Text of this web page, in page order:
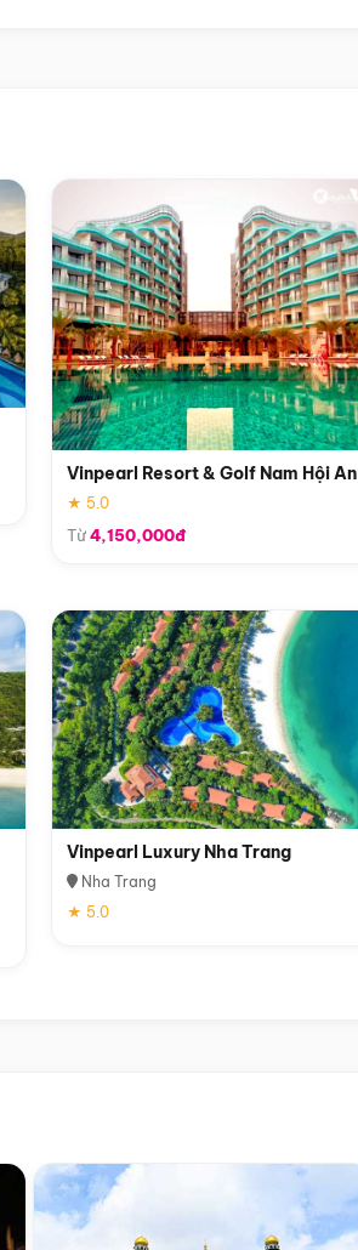
Vinpearl Resort & Golf Nam Hội An
★ 5.0
Từ4,150,000đ
Vinpearl Luxury Nha Trang
Nha Trang
★ 5.0